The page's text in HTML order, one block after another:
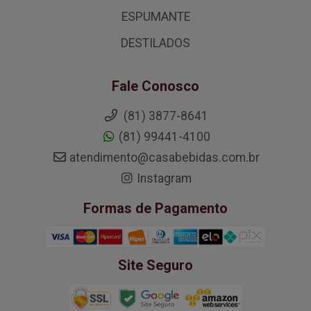
ESPUMANTE
DESTILADOS
Fale Conosco
(81) 3877-8641
(81) 99441-4100
atendimento@casabebidas.com.br
Instagram
Formas de Pagamento
Site Seguro